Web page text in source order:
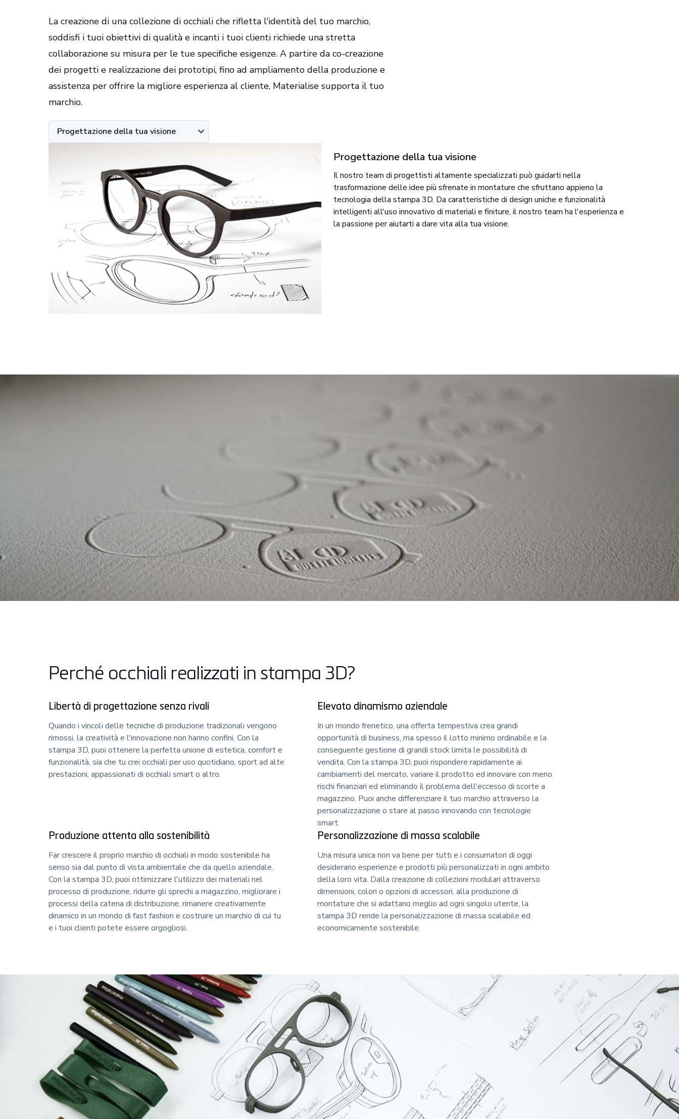
La creazione di una collezione di occhiali che rifletta l'identità del tuo marchio,
soddisfi i tuoi obiettivi di qualità e incanti i tuoi clienti richiede una stretta
collaborazione su misura per le tue specifiche esigenze. A partire da co-creazione
dei progetti e realizzazione dei prototipi, fino ad ampliamento della produzione e
assistenza per offrire la migliore esperienza al cliente, Materialise supporta il tuo
marchio.
Progettazione della tua visione
Progettazione della tua visione
Il nostro team di progettisti altamente specializzati può guidarti nella
trasformazione delle idee più sfrenate in montature che sfruttano appieno la
tecnologia della stampa 3D. Da caratteristiche di design uniche e funzionalità
intelligenti all'uso innovativo di materiali e finiture, il nostro team ha l'esperienza e
la passione per aiutarti a dare vita alla tua visione.
Perché occhiali realizzati in stampa 3D?
Libertà di progettazione senza rivali
Quando i vincoli delle tecniche di produzione tradizionali vengono
rimossi, la creatività e l'innovazione non hanno confini. Con la
stampa 3D, puoi ottenere la perfetta unione di estetica, comfort e
funzionalità, sia che tu crei occhiali per uso quotidiano, sport ad alte
prestazioni, appassionati di occhiali smart o altro.
Elevato dinamismo aziendale
In un mondo frenetico, una offerta tempestiva crea grandi
opportunità di business, ma spesso il lotto minimo ordinabile e la
conseguente gestione di grandi stock limita le possibilità di
vendita. Con la stampa 3D, puoi rispondere rapidamente ai
cambiamenti del mercato, variare il prodotto ed innovare con meno
rischi finanziari ed eliminando il problema dell'eccesso di scorte a
magazzino. Puoi anche differenziare il tuo marchio attraverso la
personalizzazione o stare al passo innovando con tecnologie
smart.
Produzione attenta alla sostenibilità
Far crescere il proprio marchio di occhiali in modo sostenibile ha
senso sia dal punto di vista ambientale che da quello aziendale.
Con la stampa 3D, puoi ottimizzare l'utilizzo dei materiali nel
processo di produzione, ridurre gli sprechi a magazzino, migliorare i
processi della catena di distribuzione, rimanere creativamente
dinamico in un mondo di fast fashion e costruire un marchio di cui tu
e i tuoi clienti potete essere orgogliosi.
Personalizzazione di massa scalabile
Una misura unica non va bene per tutti e i consumatori di oggi
desiderano esperienze e prodotti più personalizzati in ogni ambito
della loro vita. Dalla creazione di collezioni modulari attraverso
dimensioni, colori o opzioni di accessori, alla produzione di
montature che si adattano meglio ad ogni singolo utente, la
stampa 3D rende la personalizzazione di massa scalabile ed
economicamente sostenibile.